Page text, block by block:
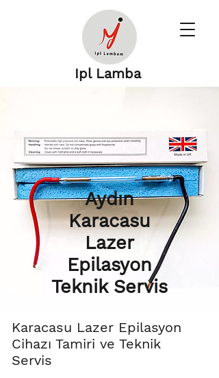
Ipl Lamba
Aydın
Karacasu
Lazer
Epilasyon
Teknik Servis
Karacasu Lazer Epilasyon
Cihazı Tamiri ve Teknik
Servis